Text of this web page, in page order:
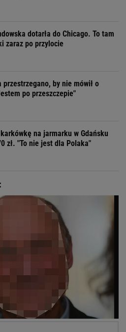
dotarła do Chicago. To tam
zaraz po przylocie
przestrzegano, by nie mówił o
po przeszczepie"
na jarmarku w Gdańsku
zł. "To nie jest dla Polaka"